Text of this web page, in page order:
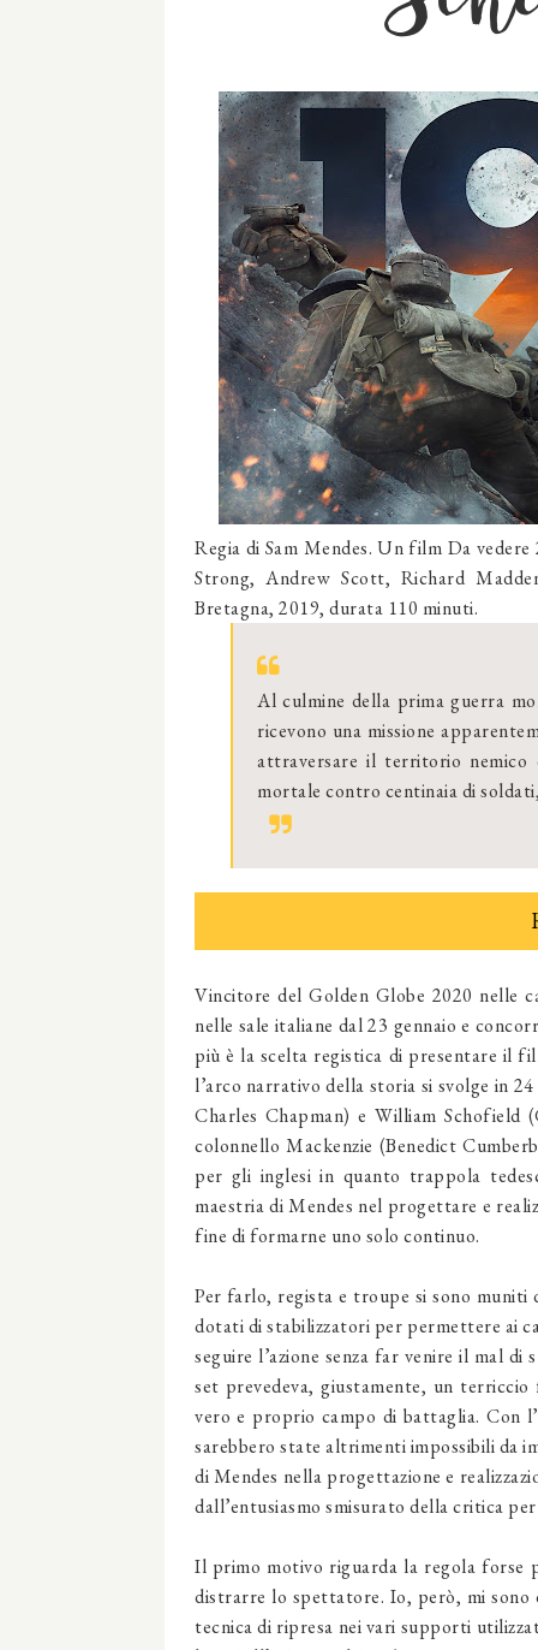
Regia di Sam Mendes. Un film Da
Strong, Andrew Scott, Richard
Bretagna, 2019, durata 110 minuti.
Al culmine della prima guerra
ricevono una missione
attraversare il territorio nemico
mortale contro centinaia di
Vincitore del Golden Globe 2020 nelle
nelle sale italiane dal 23 gennaio e
più è la scelta registica di presentare il
l’arco narrativo della storia si svolge in
Charles Chapman) e William Schofield
colonnello Mackenzie (Benedict
per gli inglesi in quanto trappola
maestria di Mendes nel progettare e
fine di formarne uno solo continuo.
Per farlo, regista e troupe si sono
dotati di stabilizzatori per permettere ai
seguire l’azione senza far venire il mal
set prevedeva, giustamente, un
vero e proprio campo di battaglia. Con
sarebbero state altrimenti impossibili da
di Mendes nella progettazione e
dall’entusiasmo smisurato della critica
Il primo motivo riguarda la regola forse
distrarre lo spettatore. Io, però, mi
tecnica di ripresa nei vari supporti